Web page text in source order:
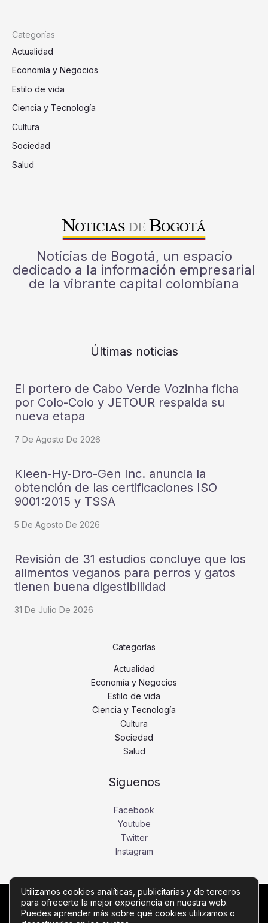
Categorías
Actualidad
Economía y Negocios
Estilo de vida
Ciencia y Tecnología
Cultura
Sociedad
Salud
Noticias de Bogotá, un espacio
dedicado a la información empresarial
de la vibrante capital colombiana
Últimas noticias
El portero de Cabo Verde Vozinha ficha
por Colo-Colo y JETOUR respalda su
nueva etapa
7 De Agosto De 2026
Kleen-Hy-Dro-Gen Inc. anuncia la
obtención de las certificaciones ISO
9001:2015 y TSSA
5 De Agosto De 2026
Revisión de 31 estudios concluye que los
alimentos veganos para perros y gatos
tienen buena digestibilidad
31 De Julio De 2026
Categorías
Actualidad
Economía y Negocios
Estilo de vida
Ciencia y Tecnología
Cultura
Sociedad
Salud
Siguenos
Facebook
Youtube
Twitter
Instagram
Copyright © Todos los derechos reservados -
Utilizamos cookies analíticas, publicitarias y de terceros
para ofrecerte la mejor experiencia en nuestra web.
Puedes aprender más sobre qué cookies utilizamos o